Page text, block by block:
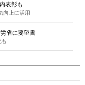
表彰も
向上に活用
省に要望書
も